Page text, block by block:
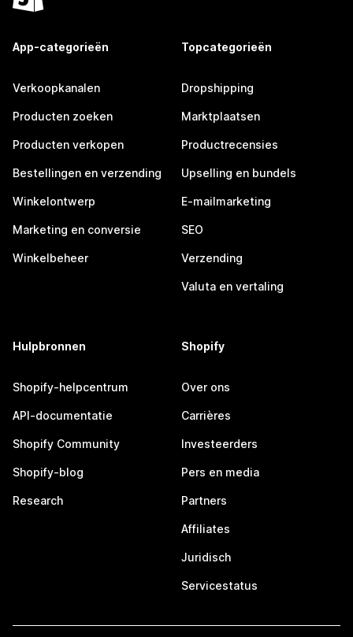
App-categorieën
Verkoopkanalen
Producten zoeken
Producten verkopen
Bestellingen en verzending
Winkelontwerp
Marketing en conversie
Winkelbeheer
Topcategorieën
Dropshipping
Marktplaatsen
Productrecensies
Upselling en bundels
E-mailmarketing
SEO
Verzending
Valuta en vertaling
Hulpbronnen
Shopify-helpcentrum
API-documentatie
Shopify Community
Shopify-blog
Research
Shopify
Over ons
Carrières
Investeerders
Pers en media
Partners
Affiliates
Juridisch
Servicestatus